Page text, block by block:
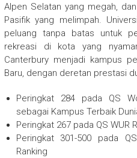
Alpen Selatan yang megah,
Pasifik yang melimpah.
peluang tanpa batas untuk
rekreasi di kota yang
Canterbury menjadi kampus
Baru, dengan deretan prestasi
Peringkat 284 pada QS
sebagai Kampus Terbaik
Peringkat 267 pada QS WUR
Peringkat 301-500 pada
Ranking